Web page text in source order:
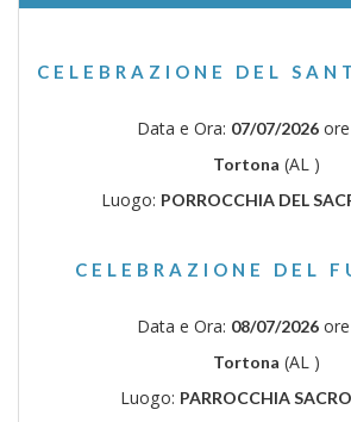
CELEBRAZIONE DEL
Data e Ora: 07/07/2026ore
Tortona (AL )
Luogo: PORROCCHIA DEL
CELEBRAZIONE DEL
Data e Ora: 08/07/2026ore
Tortona (AL )
Luogo: PARROCCHIA